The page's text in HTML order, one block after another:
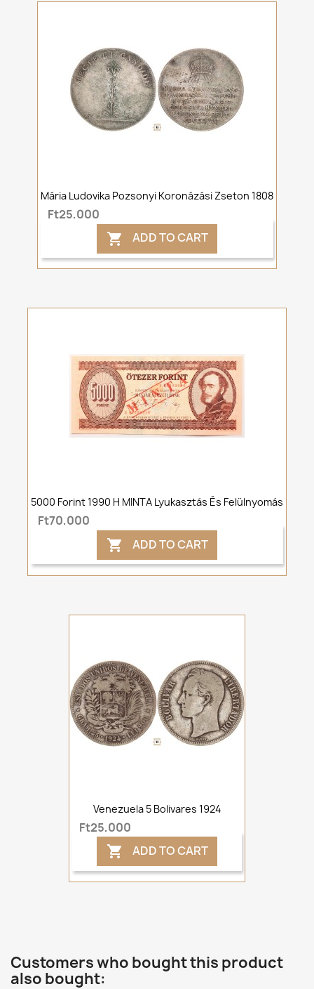
Mária Ludovika Pozsonyi Koronázási Zseton 1808
Ft25,000
 ADD TO CART
5000 Forint 1990 H MINTA Lyukasztás És Felülnyomás
Ft70,000
 ADD TO CART
Venezuela 5 Bolivares 1924
Ft25,000
 ADD TO CART
Customers who bought this product
also bought: